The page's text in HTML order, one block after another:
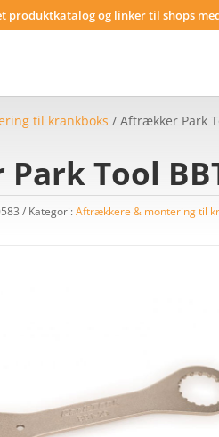
produktkatalog og linker til shops
til krankboks / Aftrækker Park
Tool
Kategori:Aftrækkere & montering til